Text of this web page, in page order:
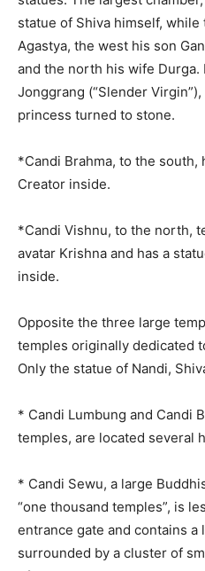
statue of Shiva himself,
Agastya, the west his son
and the north his wife Durga.
Jonggrang (“Slender
princess turned to stone.
*Candi Brahma, to the south,
Creator inside.
*Candi Vishnu, to the north,
avatar Krishna and has a
inside.
Opposite the three large
temples originally dedicated
Only the statue of Nandi,
* Candi Lumbung and Candi
temples, are located several
* Candi Sewu, a large
“one thousand temples”, is
entrance gate and contains a
surrounded by a cluster of